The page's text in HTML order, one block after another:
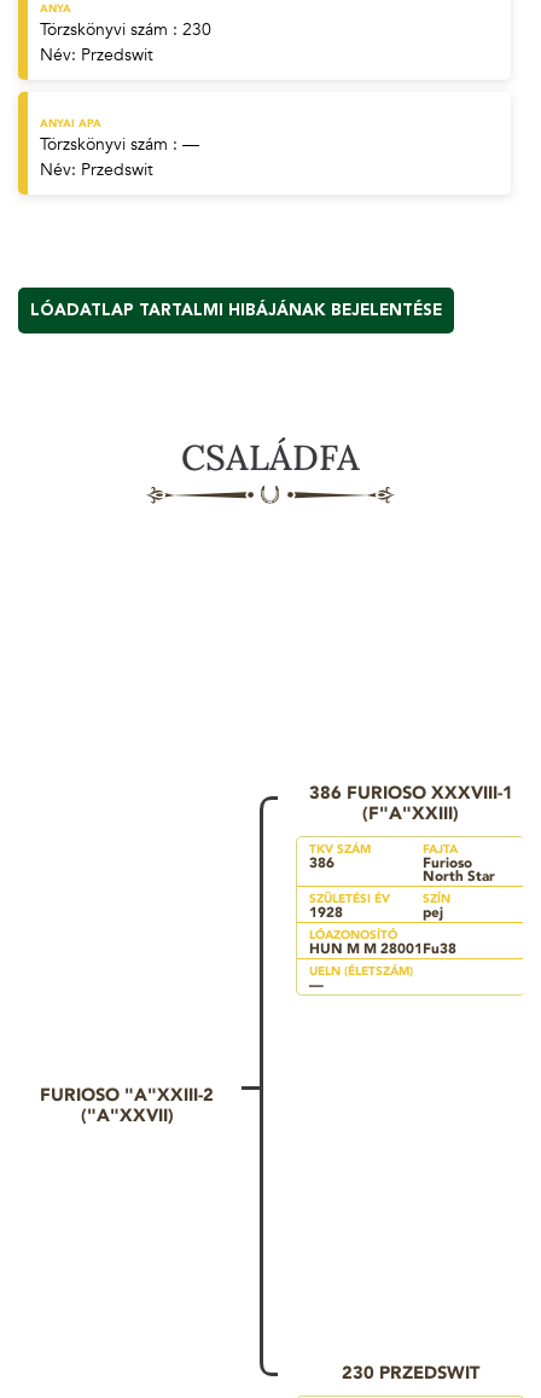
ANYA
Törzskönyvi szám : 230
Név: Przedswit
ANYAI APA
Törzskönyvi szám : —
Név: Przedswit
LÓADATLAP TARTALMI HIBÁJÁNAK BEJELENTÉSE
CSALÁDFA
FURIOSO "A"XXIII-2
("A"XXVII)
386 FURIOSO XXXVIII-1
(F"A"XXIII)
TKV SZÁM
386
FAJTA
Furioso
North Star
SZÜLETÉSI ÉV
1928
SZÍN
pej
LÓAZONOSÍTÓ
HUN M M 28001Fu38
UELN (ÉLETSZÁM)
—
230 PRZEDSWIT